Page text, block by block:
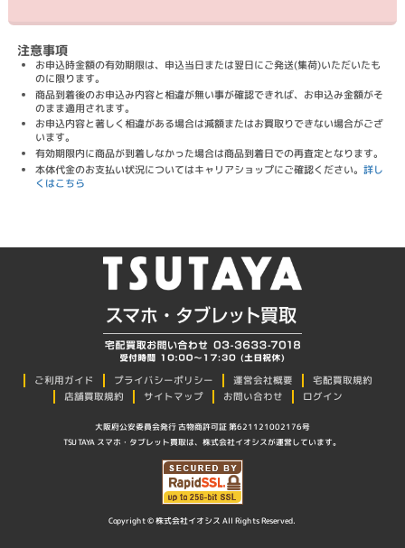
注意事項
お申込時金額の有効期限は、申込当日または翌日にご発送(集荷)いただいたも
のに限ります。
商品到着後のお申込み内容と相違が無い事が確認できれば、お申込み金額がそ
のまま適用されます。
お申込内容と著しく相違がある場合は減額またはお買取りできない場合がござ
います。
有効期限内に商品が到着しなかった場合は商品到着日での再査定となります。
本体代金のお支払い状況についてはキャリアショップにご確認ください。詳し
くはこちら
ご利用ガイド プライバシーポリシー 運営会社概要
宅配買取規約
店舗買取規約
サイトマップ お問い合わせ ログイン
大阪府公安委員会発行 古物商許可証 第621121002176号
TSUTAYA スマホ・タブレット買取は、株式会社イオシスが運営しています。
Copyright © 株式会社イオシス All Rights Reserved.